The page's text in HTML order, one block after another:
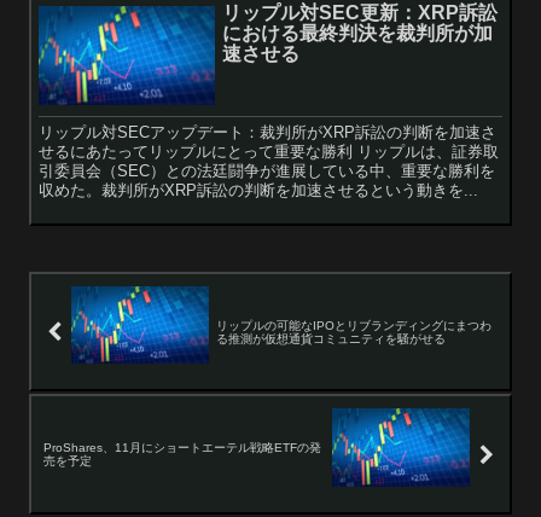
リップル対SEC更新：XRP訴訟
における最終判決を裁判所が加
速させる
リップル対SECアップデート：裁判所がXRP訴訟の判断を加速さ
せるにあたってリップルにとって重要な勝利 リップルは、証券取
引委員会（SEC）との法廷闘争が進展している中、重要な勝利を
収めた。裁判所がXRP訴訟の判断を加速させるという動きを...
リップルの可能なIPOとリブランディングにまつわ
る推測が仮想通貨コミュニティを騒がせる
ProShares、11月にショートエーテル戦略ETFの発
売を予定